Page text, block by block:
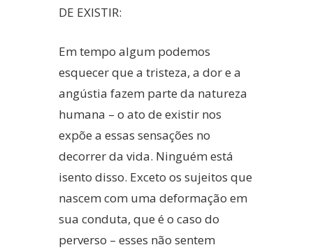
DE EXISTIR:
Em tempo algum podemos
esquecer que a tristeza, a dor e a
angústia fazem parte da natureza
humana – o ato de existir nos
expõe a essas sensações no
decorrer da vida. Ninguém está
isento disso. Exceto os sujeitos que
nascem com uma deformação em
sua conduta, que é o caso do
perverso – esses não sentem